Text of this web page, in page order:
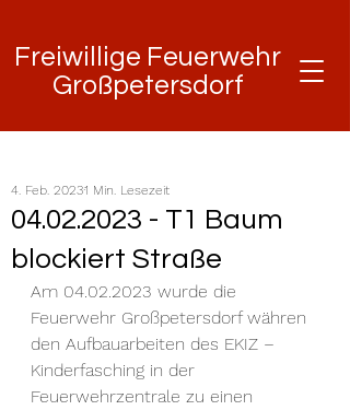
Freiwillige Feuerwehr
Großpetersdorf
Freiwillige Feuerwehr
Großpetersdorf
04.02.2023 - T1 Baum
blockiert Straße
4. Feb. 20231 Min. Lesezeit
Am 04.02.2023 wurde die
Feuerwehr Großpetersdorf währen
den Aufbauarbeiten des EKIZ –
Kinderfasching in der
Feuerwehrzentrale zu einen